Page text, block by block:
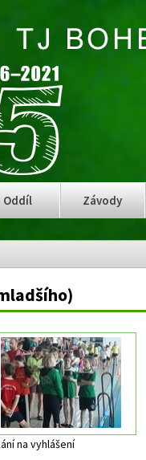
Oddíl Závody
na vyhlášení